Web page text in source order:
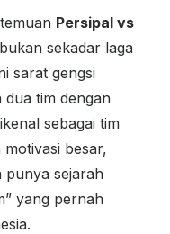
Persipal vs
sekadar laga
sarat gengsi
dua tim dengan
sebagai tim
besar,
punya sejarah
yang pernah